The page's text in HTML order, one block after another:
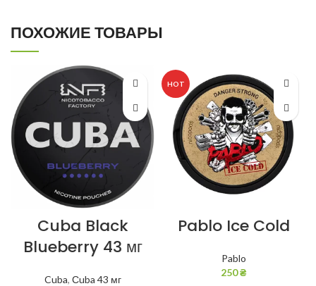
ПОХОЖИЕ ТОВАРЫ
Cuba Black
Blueberry 43 мг
Cuba, Сuba 43 мг
HOT
Pablo Ice Cold
Pablo
250₴